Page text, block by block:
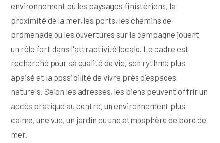
environnement où les paysages finistériens, la
proximité de la mer, les ports, les chemins de
promenade ou les ouvertures sur la campagne jouent
un rôle fort dans l'attractivité locale. Le cadre est
recherché pour sa qualité de vie, son rythme plus
apaisé et la possibilité de vivre près d'espaces
naturels. Selon les adresses, les biens peuvent offrir un
accès pratique au centre, un environnement plus
calme, une vue, un jardin ou une atmosphère de bord de
mer.